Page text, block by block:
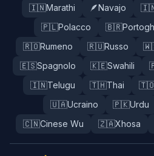
🇮🇳Marathi 🪶Navajo
🇵🇱Polacco 🇧🇷
🇷🇴Rumeno 🇷🇺Russo
🇪🇸Spagnolo 🇰🇪Swahili
🇮🇳Telugu 🇹🇭Thai
🇺🇦Ucraino 🇵🇰Urdu
🇨🇳Cinese Wu 🇿🇦Xhosa